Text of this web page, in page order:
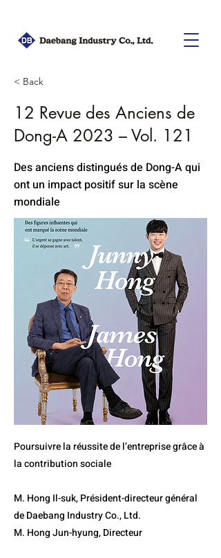
< Back
12 Revue des Anciens de
Dong-A 2023 – Vol. 121
Des anciens distingués de Dong-A qui
ont un impact positif sur la scène
mondiale
Poursuivre la réussite de l’entreprise grâce à
la contribution sociale
M. Hong Il-suk, Président-directeur général
de Daebang Industry Co., Ltd.
M. Hong Jun-hyung, Directeur